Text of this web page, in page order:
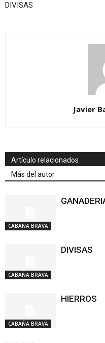
DIVISAS
Javier
Artículo relacionados
Más del autor
CABAÑA BRAVA
CABAÑA BRAVA
DIVISAS
CABAÑA BRAVA
HIERROS